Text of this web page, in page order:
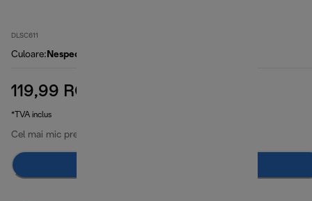
DLSC611
Culoare: Nespecificat
119,99 RON
*TVA inclus
Cel mai mic preț din ultimele 30 de zile